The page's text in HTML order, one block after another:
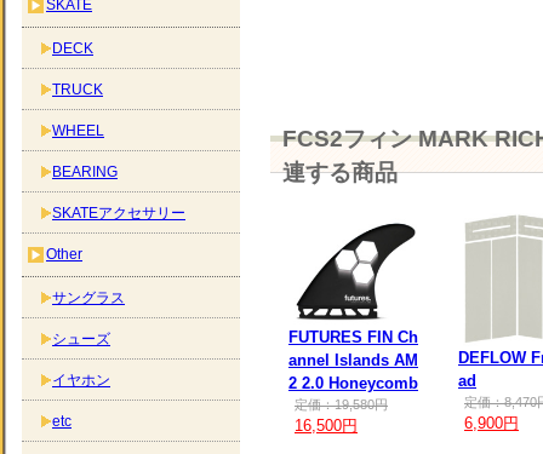
FCS2フィン MARK
連する商品
FUTURES FIN Ch
annel Islands AM
2 2.0 Honeycomb
定価：19,580円
16,500円
DEFLOW
ad
定価：8,470
6,900円
SKATE
DECK
TRUCK
WHEEL
BEARING
SKATEアクセサリー
Other
サングラス
シューズ
イヤホン
etc